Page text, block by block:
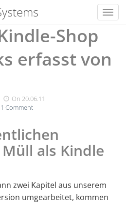
Shop
erfasst von
On 20.06.11
1 Comment
als Kindle
zwei Kapitel aus unserem
umgearbeitet, kommen